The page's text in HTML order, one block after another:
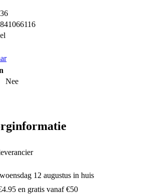
Nee
12 augustus in huis
en gratis vanaf €50